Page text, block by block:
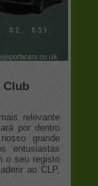
Club
relevante
por dentro
grande
entusiastas
o seu registo
ao CLP,